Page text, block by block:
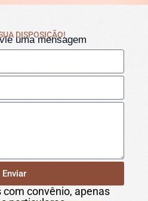
DISPOSIÇÃO!
uma mensagem
Enviar
convênio, apenas